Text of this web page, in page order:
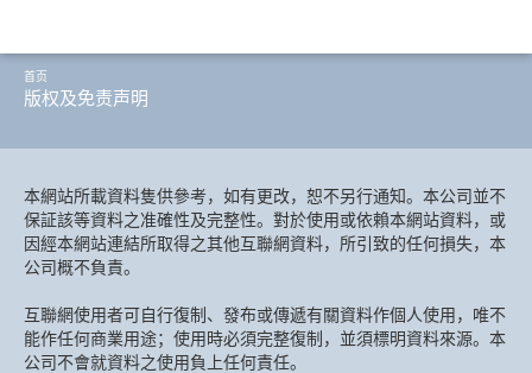
首页
版权及免责声明
本網站所載資料隻供參考，如有更改，恕不另行通知。本公司並不
保証該等資料之准確性及完整性。對於使用或依賴本網站資料，或
因經本網站連結所取得之其他互聯網資料，所引致的任何損失，本
公司概不負責。
互聯網使用者可自行復制、發布或傳遞有關資料作個人使用，唯不
能作任何商業用途；使用時必須完整復制，並須標明資料來源。本
公司不會就資料之使用負上任何責任。